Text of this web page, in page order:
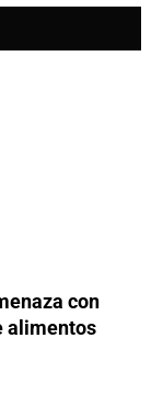
con
alimentos